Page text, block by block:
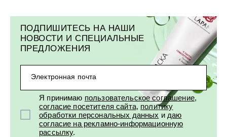
ПОДПИШИТЕСЬ НА НАШИ
НОВОСТИ И СПЕЦИАЛЬНЫЕ
ПРЕДЛОЖЕНИЯ
Электронная почта
Я принимаю пользовательское соглашение,
согласие посетителя сайта, политику
обработки персональных данных и даю
согласие на рекламно-информационную
рассылку.